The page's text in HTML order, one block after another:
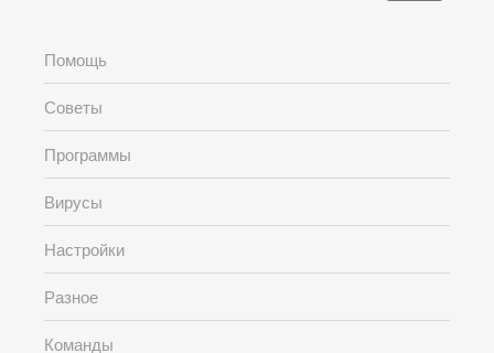
Помощь
Советы
Программы
Вирусы
Настройки
Разное
Команды